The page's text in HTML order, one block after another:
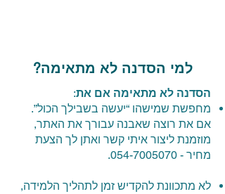
למי הסדנה לא מתאימה?
הסדנה לא מתאימה אם את:
מחפשת שמישהו “יעשה בשבילך הכול”.
אם את רוצה שאבנה עבורך את האתר,
מוזמנת ליצור איתי קשר ואתן לך הצעת
מחיר - 054-7005070
.
לא מתכוונת להקדיש זמן לתהליך הלמידה,